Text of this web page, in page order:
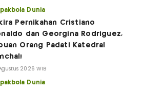
Dunia
Pernikahan Cristiano
dan Georgina Rodriguez,
Orang Padati Katedral
2026 WIB
Dunia